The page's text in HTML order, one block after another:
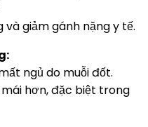
và giảm gánh nặng y tế.
ngủ do muỗi đốt.
hơn, đặc biệt trong